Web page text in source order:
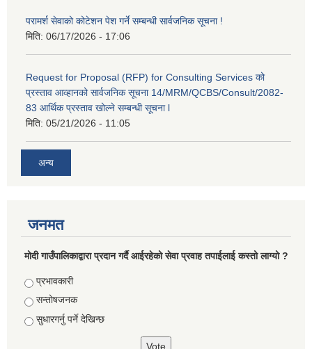
परामर्श सेवाको कोटेशन पेश गर्ने सम्बन्धी सार्वजनिक सूचना !
मिति: 06/17/2026 - 17:06
Request for Proposal (RFP) for Consulting Services को
प्रस्ताव आव्हानको सार्वजनिक सूचना 14/MRM/QCBS/Consult/2082-
83 आर्थिक प्रस्ताव खोल्ने सम्बन्धी सूचना l
मिति: 05/21/2026 - 11:05
अन्य
जनमत
मोदी गाउँपालिकाद्वारा प्रदान गर्दै आईरहेको सेवा प्रवाह तपाईलाई कस्तो लाग्यो ?
Choices
प्रभावकारी
सन्तोषजनक
सुधारगर्नु पर्ने देखिन्छ